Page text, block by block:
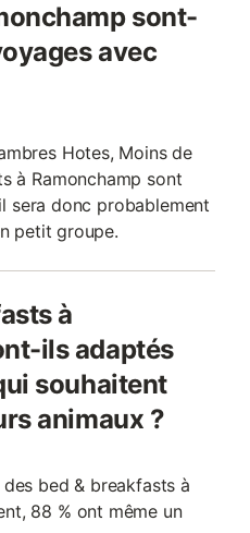
sont-
avec
Hotes, Moins de
à Ramonchamp sont
sera donc probablement
petit groupe.
à
ils adaptés
souhaitent
animaux ?
bed & breakfasts à
88 % ont même un